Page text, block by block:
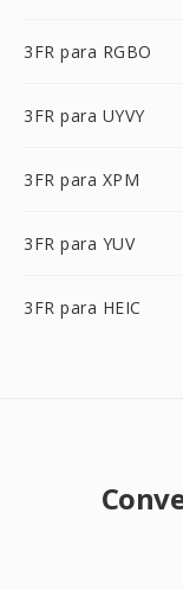
3FR para RGBO
3FR para UYVY
3FR para XPM
3FR para YUV
3FR para HEIC